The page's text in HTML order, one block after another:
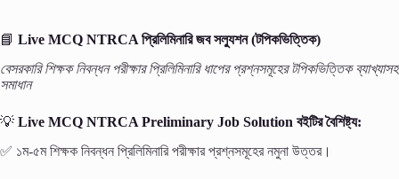
📘 Live MCQ NTRCA প্রিলিমিনারি জব সল্যুশন (টপিকভিত্তিক)
বেসরকারি শিক্ষক নিবন্ধন পরীক্ষার প্রিলিমিনারি ধাপের প্রশ্নসমূহের টপিকভিত্তিক ব্যাখ্যাসহ
সমাধান
💡 Live MCQ NTRCA Preliminary Job Solution বইটির বৈশিষ্ট্য:
✅ ১ম-৫ম শিক্ষক নিবন্ধন প্রিলিমিনারি পরীক্ষার প্রশ্নসমূহের নমুনা উত্তর।